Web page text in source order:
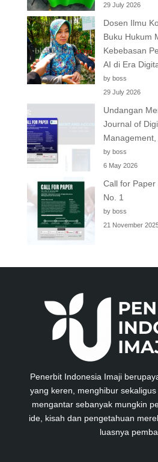
29 July 2026
Dosen Ilmu
Buku Hukum
Kebebasan
AI di Era
by boss
29 July 2026
Undangan
Journal of
by boss
6 May 2026
Call for Paper
No. 1
by boss
21 November
Penerbit Indonesia Imaji
yang keren, menghibur
mengantar sebanyak mungkin
ide, kisah dan pengetahuan
luasnya